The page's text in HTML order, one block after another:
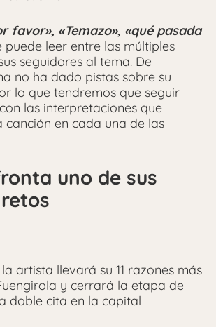
favor», «Temazo», «qué pasada
puede leer entre las múltiples
seguidores al tema. De
no ha dado pistas sobre su
lo que tendremos que seguir
las interpretaciones que
en cada una de las
uno de sus
artista llevará su 11 razones más
y cerrará la etapa de
doble cita en la capital